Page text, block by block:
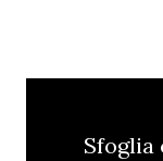
Sfoglia